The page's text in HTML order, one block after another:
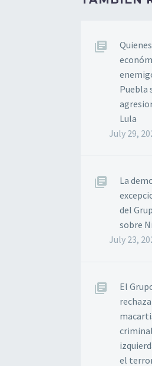
Puebla
Lula
July 29,
La
del
sobre
July 23,
El
el